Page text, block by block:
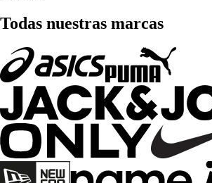
Todas nuestras marcas